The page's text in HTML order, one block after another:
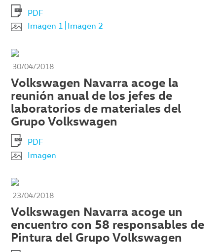
PDF
Imagen 1 Imagen 2
30/04/2018
Volkswagen Navarra acoge la
reunión anual de los jefes de
laboratorios de materiales del
Grupo Volkswagen
PDF
Imagen
23/04/2018
Volkswagen Navarra acoge un
encuentro con 58 responsables de
Pintura del Grupo Volkswagen